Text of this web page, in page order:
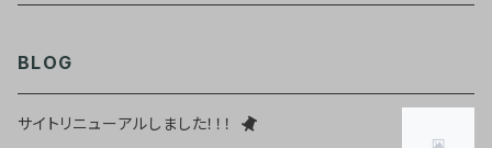
BLOG
サイトリニューアルしました！！！